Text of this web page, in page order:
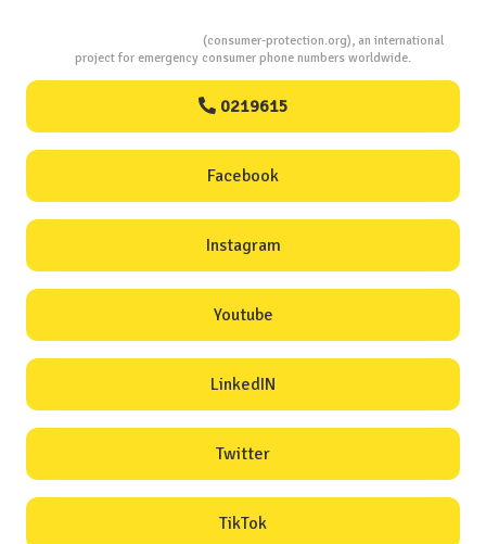
(consumer-protection.org), an international
project for emergency consumer phone numbers worldwide.
0219615
Facebook
Instagram
Youtube
LinkedIN
Twitter
TikTok